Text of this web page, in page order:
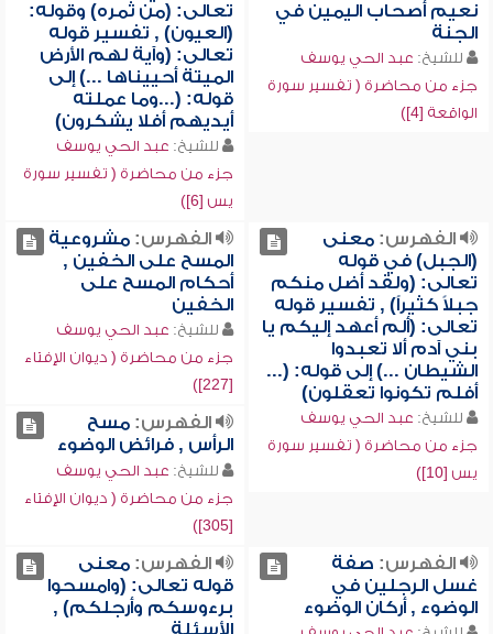
نعيم أصحاب اليمين في
الجنة
للشيخ: عبد الحي يوسف
جزء من محاضرة ( تفسير سورة
الواقعة [4])
تعالى: (من ثمره) وقوله:
(العيون) , تفسير قوله
تعالى: (وآية لهم الأرض
الميتة أحييناها ...) إلى
قوله: (...وما عملته
أيديهم أفلا يشكرون)
للشيخ: عبد الحي يوسف
جزء من محاضرة ( تفسير سورة
يس [6])
الفهرس:معنى
(الجبل) في قوله
تعالى: (ولقد أضل منكم
جبلاً كثيراً) , تفسير قوله
تعالى: (ألم أعهد إليكم يا
بني آدم ألا تعبدوا
الشيطان ...) إلى قوله: (...
أفلم تكونوا تعقلون)
للشيخ: عبد الحي يوسف
جزء من محاضرة ( تفسير سورة
يس [10])
الفهرس:مشروعية
المسح على الخفين ,
أحكام المسح على
الخفين
للشيخ: عبد الحي يوسف
جزء من محاضرة ( ديوان الإفتاء
[227])
الفهرس:مسح
الرأس , فرائض الوضوء
للشيخ: عبد الحي يوسف
جزء من محاضرة ( ديوان الإفتاء
[305])
الفهرس: صفة
غسل الرجلين في
الوضوء , أركان الوضوء
الفهرس:معنى
قوله تعالى: (وامسحوا
برءوسكم وأرجلكم) ,
الأسئلة